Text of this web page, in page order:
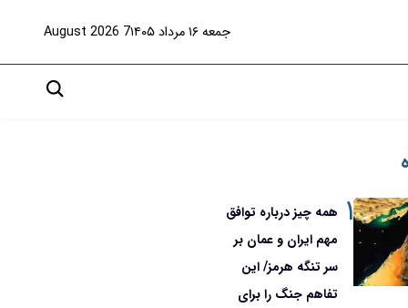
جمعه ۱۶ مرداد ۱۴۰۵ 7 August 2026
۱ همه چیز درباره توافق
مهم ایران و عمان بر
سر تنگه هرمز/ این
تفاهم جنگ را برای